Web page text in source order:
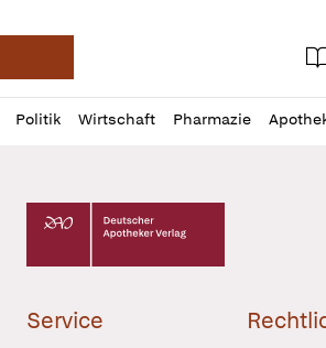
Deutsche Apotheker Aktuelle
Politik Wirtschaft Pharmazie
Profil
öffnen
Daz
Pur
Deutscher Apotheker Verlag Logo
Service